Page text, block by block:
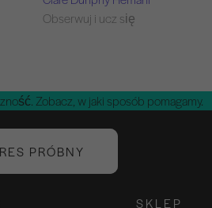
Obserwuj i ucz się
Zobacz, w jaki sposób pomagamy.
PRÓBNY
SKLEP